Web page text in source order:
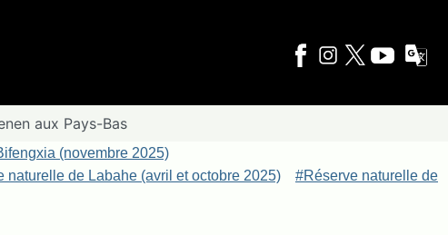
aux Pays-Bas
(novembre 2025)
naturelle de Labahe (avril et octobre 2025)
#Réserve naturelle de